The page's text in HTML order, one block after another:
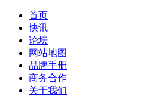
首页
快讯
论坛
网站地图
品牌手册
商务合作
关于我们